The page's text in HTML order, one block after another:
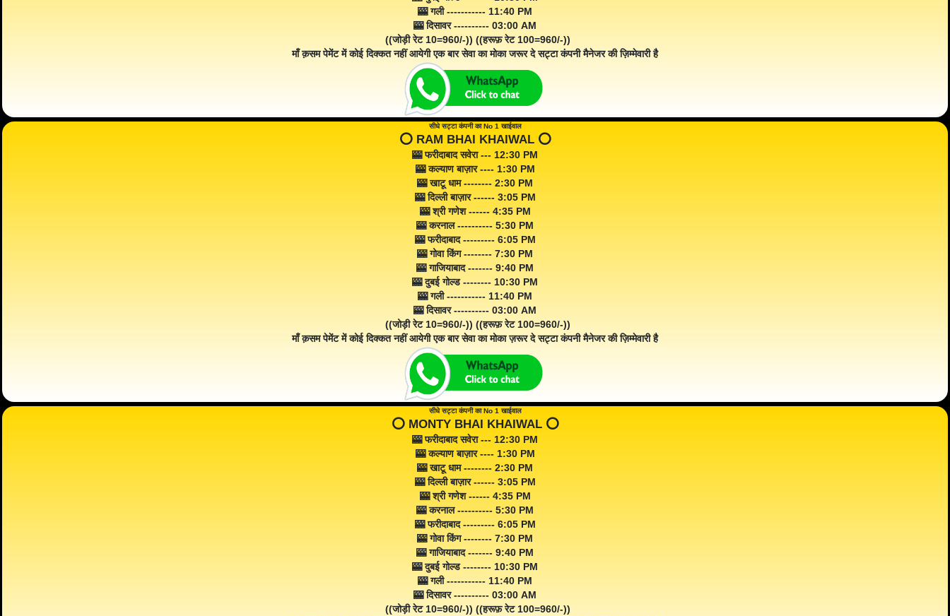
🎰 गली ----------- 11:40 PM
🎰 दिसावर ---------- 03:00 AM
((जोड़ी रेट 10=960/-)) ((हरूफ़ रेट 100=960/-))
माँ क़सम पेमेंट में कोई दिक्कत नहीं आयेगी एक बार सेवा का मोका जरूर दे सट्टा कंपनी मैनेजर की ज़िम्मेवारी है
सीधे सट्टा कंपनी का No 1 खाईवाल
⭕️ RAM BHAI KHAIWAL ⭕️
🎰 फरीदाबाद सवेरा --- 12:30 PM
🎰 कल्याण बाज़ार ---- 1:30 PM
🎰 खाटू धाम -------- 2:30 PM
🎰 दिल्ली बाज़ार ------ 3:05 PM
🎰 श्री गणेश ------ 4:35 PM
🎰 करनाल ---------- 5:30 PM
🎰 फरीदाबाद --------- 6:05 PM
🎰 गोवा किंग -------- 7:30 PM
🎰 गाजियाबाद ------- 9:40 PM
🎰 दुबई गोल्ड -------- 10:30 PM
🎰 गली ----------- 11:40 PM
🎰 दिसावर ---------- 03:00 AM
((जोड़ी रेट 10=960/-)) ((हरूफ़ रेट 100=960/-))
माँ क़सम पेमेंट में कोई दिक्कत नहीं आयेगी एक बार सेवा का मोका ज़रूर दे सट्टा कंपनी मैनेजर की ज़िम्मेवारी है
सीधे सट्टा कंपनी का No 1 खाईवाल
⭕️ MONTY BHAI KHAIWAL ⭕️
🎰 फरीदाबाद सवेरा --- 12:30 PM
🎰 कल्याण बाज़ार ---- 1:30 PM
🎰 खाटू धाम -------- 2:30 PM
🎰 दिल्ली बाज़ार ------ 3:05 PM
🎰 श्री गणेश ------ 4:35 PM
🎰 करनाल ---------- 5:30 PM
🎰 फरीदाबाद --------- 6:05 PM
🎰 गोवा किंग -------- 7:30 PM
🎰 गाजियाबाद ------- 9:40 PM
🎰 दुबई गोल्ड -------- 10:30 PM
🎰 गली ----------- 11:40 PM
🎰 दिसावर ---------- 03:00 AM
((जोड़ी रेट 10=960/-)) ((हरूफ़ रेट 100=960/-))